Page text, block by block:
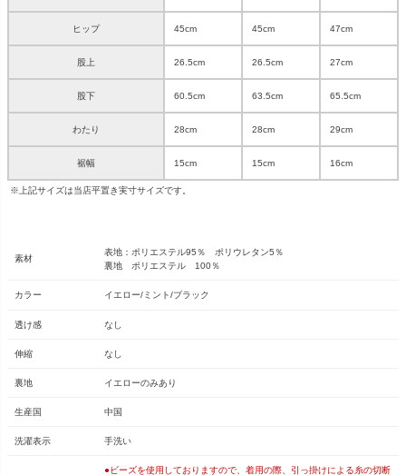
ヒップ 45cm 45cm 47cm
股上 26.5cm 26.5cm 27cm
股下 60.5cm 63.5cm 65.5cm
わたり 28cm 28cm 29cm
裾幅 15cm 15cm 16cm
※上記サイズは当店平置き実寸サイズです。
素材
表地：ポリエステル95％ ポリウレタン5％
裏地 ポリエステル 100％
カラー イエロー/ミント/ブラック
透け感 なし
伸縮 なし
裏地 イエローのみあり
生産国 中国
洗濯表示 手洗い
●ビーズを使用しておりますので、着用の際、引っ掛けによる糸の切断